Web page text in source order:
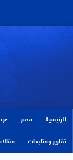
الرئيسية مصر
تقارير ومتابعات